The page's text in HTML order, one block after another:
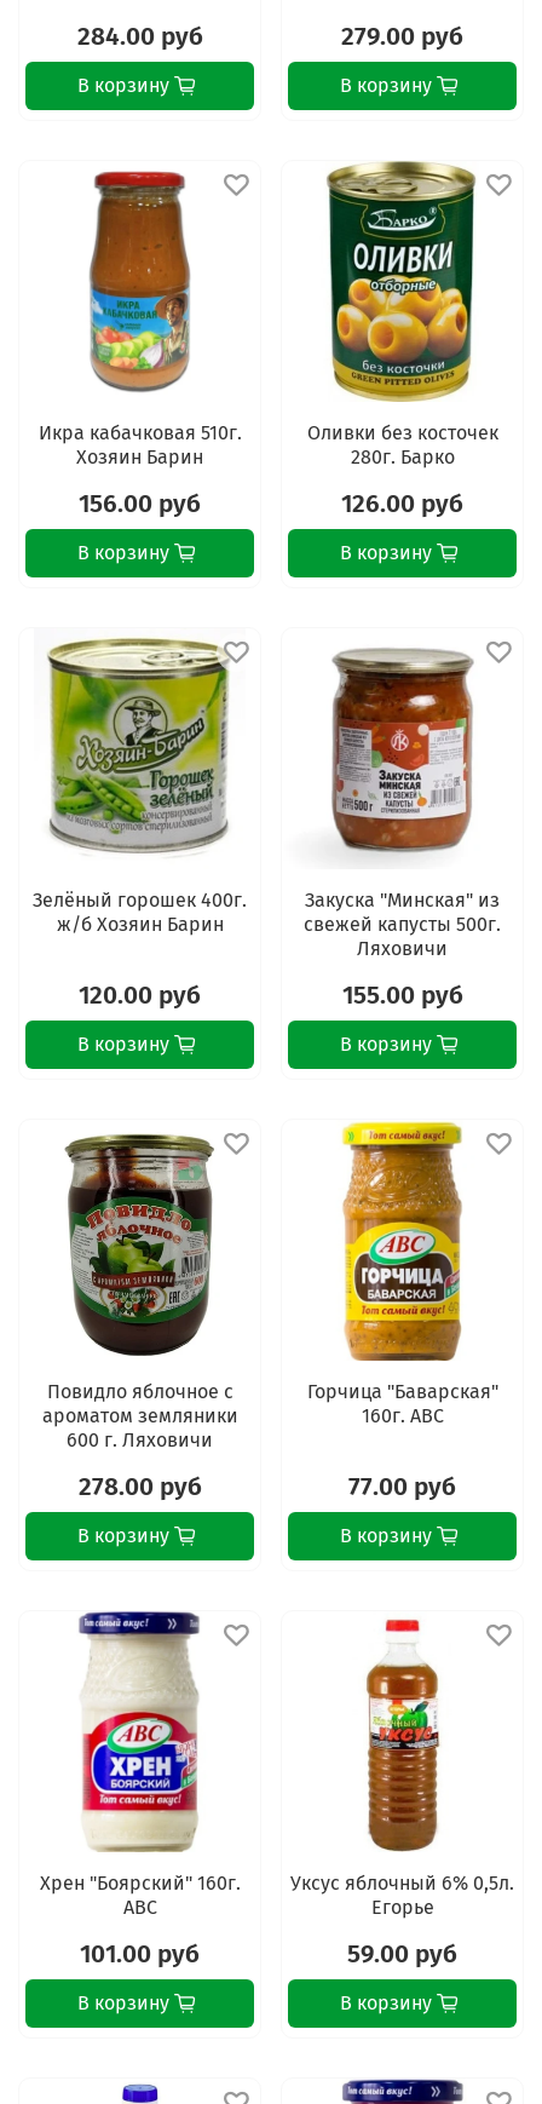
284.00 руб
В корзину
279.00 руб
В корзину
Икра кабачковая 510г.
Хозяин Барин
156.00 руб
В корзину
Оливки без косточек
280г. Барко
126.00 руб
В корзину
Зелёный горошек 400г.
ж/б Хозяин Барин
120.00 руб
В корзину
Закуска "Минская" из
свежей капусты 500г.
Ляховичи
155.00 руб
В корзину
Повидло яблочное с
ароматом земляники
600 г. Ляховичи
278.00 руб
В корзину
Горчица "Баварская"
160г. АВС
77.00 руб
В корзину
Хрен "Боярский" 160г.
АВС
101.00 руб
В корзину
Уксус яблочный 6% 0,5л.
Егорье
59.00 руб
В корзину